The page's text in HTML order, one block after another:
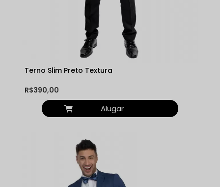
Terno Slim Preto Textura
R$390,00
Alugar